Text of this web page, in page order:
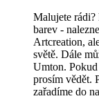
Malujete
barev -
Artcreation,
světě. Dále
Umton.
prosím vědět.
zařadíme do